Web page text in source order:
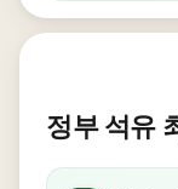
정부 석유